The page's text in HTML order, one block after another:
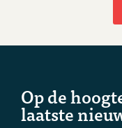
Op de
laatste